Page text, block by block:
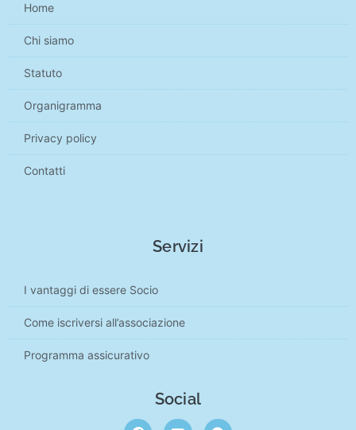
Home
Chi siamo
Statuto
Organigramma
Privacy policy
Contatti
Servizi
I vantaggi di essere Socio
Come iscriversi all’associazione
Programma assicurativo
Social